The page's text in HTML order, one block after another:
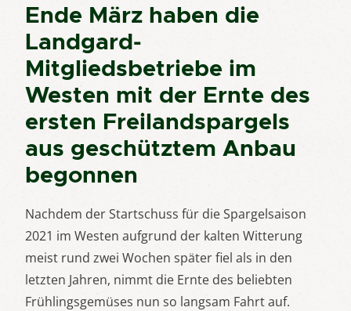
Ende März haben die
Landgard-
Mitgliedsbetriebe im
Westen mit der Ernte des
ersten Freilandspargels
aus geschütztem Anbau
begonnen
Nachdem der Startschuss für die Spargelsaison
2021 im Westen aufgrund der kalten Witterung
meist rund zwei Wochen später fiel als in den
letzten Jahren, nimmt die Ernte des beliebten
Frühlingsgemüses nun so langsam Fahrt auf.